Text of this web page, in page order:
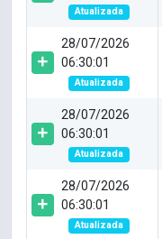
Atualizada
28/07/2026
06:30:01
Atualizada
28/07/2026
06:30:01
Atualizada
28/07/2026
06:30:01
Atualizada